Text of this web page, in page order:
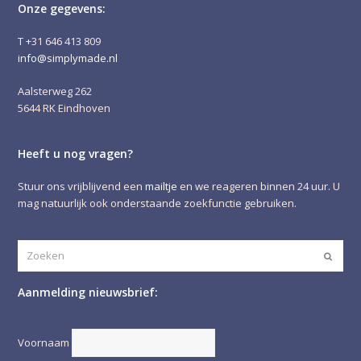
Onze gegevens:
T +31 646 413 809
info@simplymade.nl
Aalsterweg 262
5644 RK Eindhoven
Heeft u nog vragen?
Stuur ons vrijblijvend eenmailtje en we reageren binnen 24 uur. U
mag natuurlijk ook onderstaande zoekfunctie gebruiken.
Aanmelding nieuwsbrief:
Voornaam